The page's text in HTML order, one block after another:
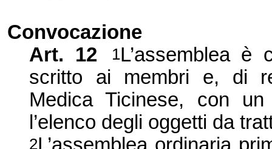
Convocazione
Art. 12
1L’assemblea è
scritto ai membri e, di
Medica Ticinese, con
l’elenco degli oggetti da
2